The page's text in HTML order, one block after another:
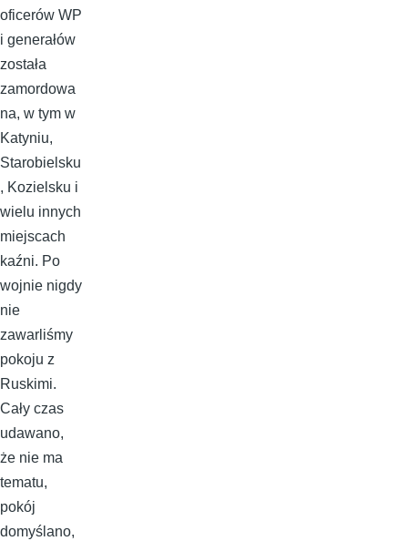
oficerów WP
i generałów
została
zamordowa
na, w tym w
Katyniu,
Starobielsku
, Kozielsku i
wielu innych
miejscach
kaźni. Po
wojnie nigdy
nie
zawarliśmy
pokoju z
Ruskimi.
Cały czas
udawano,
że nie ma
tematu,
pokój
domyślano,